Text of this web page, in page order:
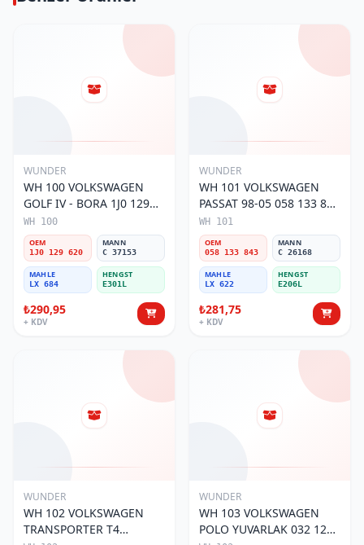
WUNDER
WH 100 VOLKSWAGEN
GOLF IV - BORA 1J0 129
620 Hava Filtresi
WH 100
OEM
1J0 129 620
MANN
C 37153
MAHLE
LX 684
HENGST
E301L
₺290,95
+ KDV
WUNDER
WH 101 VOLKSWAGEN
PASSAT 98-05 058 133 843
Hava Filtresi
WH 101
OEM
058 133 843
MANN
C 26168
MAHLE
LX 622
HENGST
E206L
₺281,75
+ KDV
WUNDER
WH 102 VOLKSWAGEN
TRANSPORTER T4
WUNDER
WH 103 VOLKSWAGEN
POLO YUVARLAK 032 129